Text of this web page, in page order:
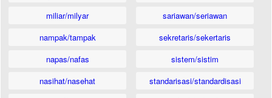
miliar/milyar
nampak/tampak
napas/nafas
nasihat/nasehat
sariawan/seriawan
sekretaris/sekertaris
sistem/sistim
standarisasi/standardisasi